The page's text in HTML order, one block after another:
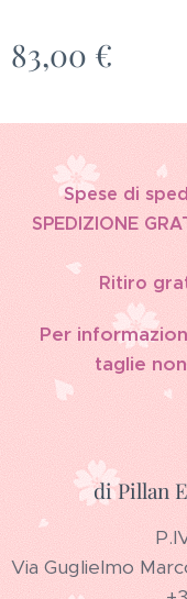
83,00 €
Spese di
SPEDIZIONE
Ritiro
Per
taglie
di Pillan
Via Guglielmo